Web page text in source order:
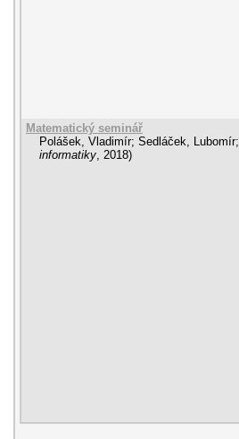
Matematický seminář
Polášek, Vladimír; Sedláček, Lubomír;
informatiky 2018)